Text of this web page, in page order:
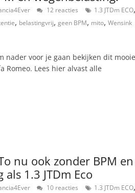
12 reacties 1.3 JTDm ECO,
, belastingvrij, geen BPM, mito, Wensink
nader voor je gaan bekijken dit mooie
Romeo. Lees hier alvast alle
nu ook zonder BPM en
1.3 JTDm Eco
10 reacties 1.3 JTDm ECO,